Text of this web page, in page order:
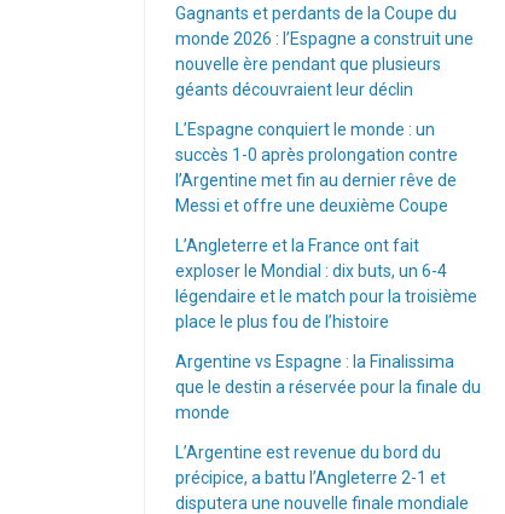
Gagnants et perdants de la Coupe du
monde 2026 : l’Espagne a construit une
nouvelle ère pendant que plusieurs
géants découvraient leur déclin
L’Espagne conquiert le monde : un
succès 1-0 après prolongation contre
l’Argentine met fin au dernier rêve de
Messi et offre une deuxième Coupe
L’Angleterre et la France ont fait
exploser le Mondial : dix buts, un 6-4
légendaire et le match pour la troisième
place le plus fou de l’histoire
Argentine vs Espagne : la Finalissima
que le destin a réservée pour la finale du
monde
L’Argentine est revenue du bord du
précipice, a battu l’Angleterre 2-1 et
disputera une nouvelle finale mondiale